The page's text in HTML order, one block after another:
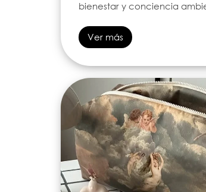
bienestar y conciencia
Ver más